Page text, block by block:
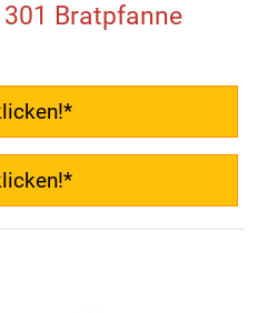
Bratpfanne